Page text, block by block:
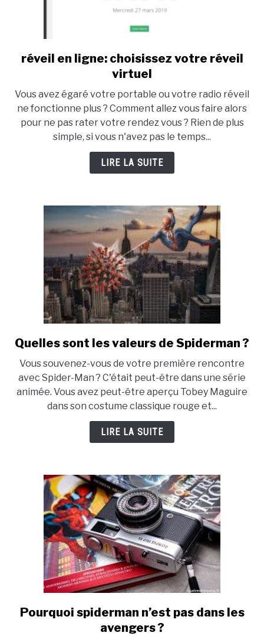
link
to
en
ligne:
choisissez
votre
réveil
réveil en ligne: choisissez votre réveil
virtuel
Vous avez égaré votre portable ou votre radio réveil
ne fonctionne plus ? Comment allez vous faire alors
pour ne pas rater votre rendez vous ? Rien de plus
simple, si vous n'avez pas le temps...
LIRE LA SUITE
link
Quelles
sont
les
valeurs
de
Spiderman
Quelles sont les valeurs de Spiderman ?
Vous souvenez-vous de votre première rencontre
avec Spider-Man ? C'était peut-être dans une série
animée. Vous avez peut-être aperçu Tobey Maguire
dans son costume classique rouge et...
LIRE LA SUITE
link
to
Pourquoi spiderman n’est pas dans les
avengers ?